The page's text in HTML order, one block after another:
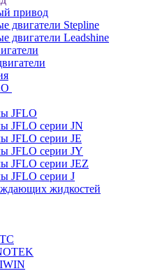
привод
двигатели Stepline
двигатели Leadshine
JFLO
JFLO серии JN
JFLO серии JE
JFLO серии JY
JFLO серии JEZ
JFLO серии J
жидкостей